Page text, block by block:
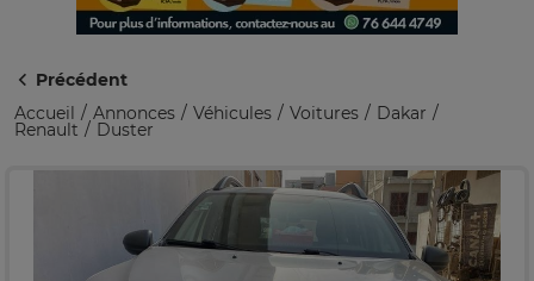
Précédent
Accueil
Annonces Véhicules Voitures Dakar
Renault Duster